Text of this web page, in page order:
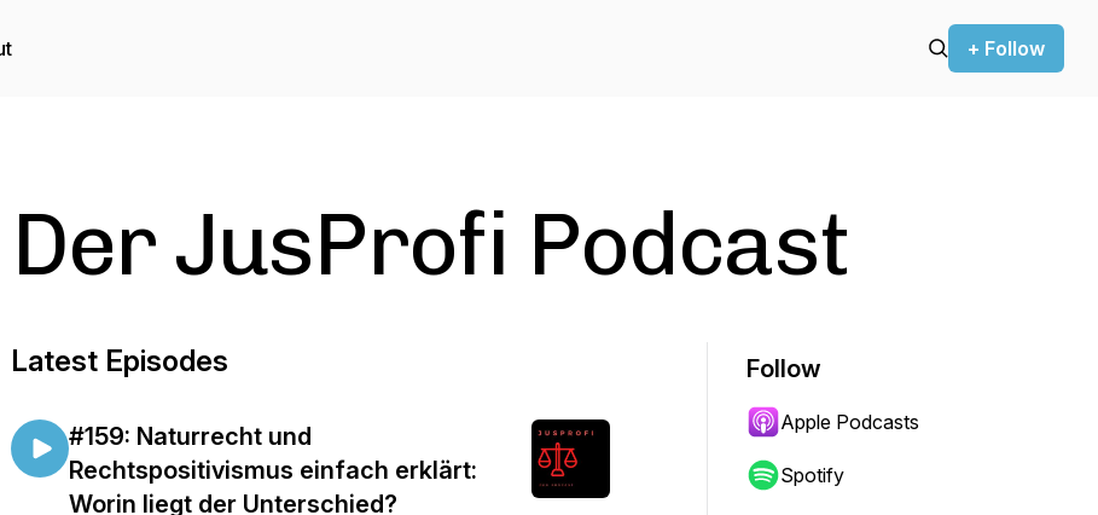
+ Follow
Der JusProfi Podcast
Latest Episodes
#159: Naturrecht und
Rechtspositivismus einfach erklärt:
Worin liegt der Unterschied?
Follow
Apple Podcasts
Spotify